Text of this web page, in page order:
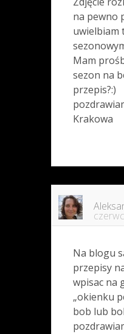
na pewno
uwielbiam
Mam
sezon na
przepis?:)
Krakowa
Na blogu
przepisy
wpisac na
„okienku
bob lub